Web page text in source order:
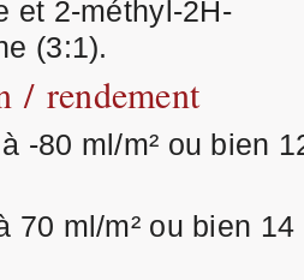
et 2-méthyl-2H-
(3:1).
/ rendement
-80 ml/m² ou bien
70 ml/m² ou bien 14